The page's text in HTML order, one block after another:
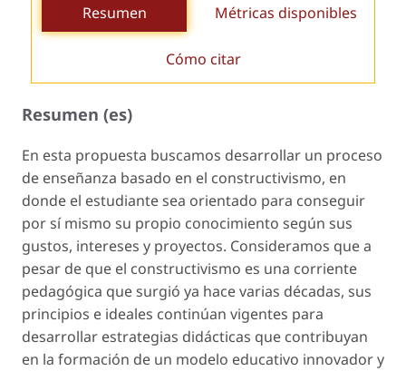
Resumen Métricas disponibles
Cómo citar
Resumen (es)
En esta propuesta buscamos desarrollar un proceso
de enseñanza basado en el constructivismo, en
donde el estudiante sea orientado para conseguir
por sí mismo su propio conocimiento según sus
gustos, intereses y proyectos. Consideramos que a
pesar de que el constructivismo es una corriente
pedagógica que surgió ya hace varias décadas, sus
principios e ideales continúan vigentes para
desarrollar estrategias didácticas que contribuyan
en la formación de un modelo educativo innovador y